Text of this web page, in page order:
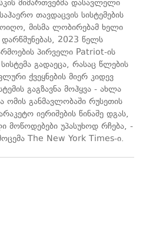
მიმართვებმა დასავლელი
თავდაცვის სისტემების
მისმა ლობირებამ ხელი
დარწმუნებას, 2023 წელს
პირველი Patriot-ის
გადაეცა, რასაც წლების
ქვეყნების მიერ კიდევ
გაგზავნა მოჰყვა - ახლა
ომის განმავლობაში რუსეთის
იერიშების წინაშე დგას,
მოწოდებები უპასუხოდ რჩება, -
The New York Times-ი.